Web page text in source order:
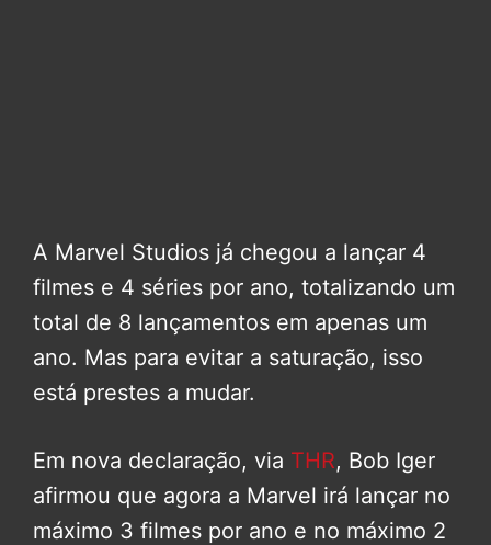
A Marvel Studios já chegou a lançar 4
filmes e 4 séries por ano, totalizando um
total de 8 lançamentos em apenas um
ano. Mas para evitar a saturação, isso
está prestes a mudar.
Em nova declaração, via THR, Bob Iger
afirmou que agora a Marvel irá lançar no
máximo 3 filmes por ano e no máximo 2